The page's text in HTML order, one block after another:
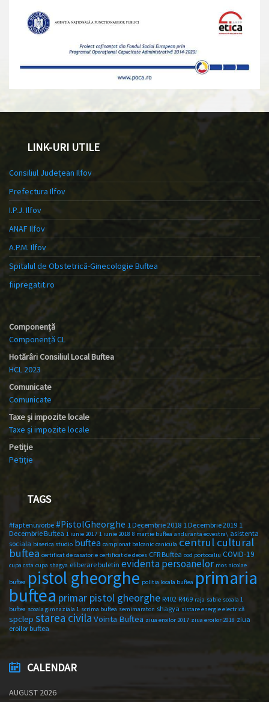
LINK-URI UTILE
Consiliul Județean Ilfov
Prefectura Ilfov
I.P.J. Ilfov
ANAF Ilfov
A.P.M. Ilfov
Spitalul de Obstetrică-Ginecologie Buftea
fiipregatit.ro
Componență
Componență CL
Hotărâri Consiliul Local Buftea
HCL 2023
Comunicate
Comunicate
Taxe și impozite locale
Taxe și impozite locale
Petiție
Petiție
TAGS
#faptenuvorbe #PistolGheorghe 1 Decembrie 2018 1 Decembrie 2019 1
Decembrie Buftea 1 iunie 2017 1 iunie 2018 8 martie buftea anduranta ecvestra\ asistenta
sociala biserica studio buftea campionat balcanic canicula centrul cultural
buftea certificat de casatorie certificat de deces CFR Buftea cod portocaliu COVID-19
cupa csta cupa shagya eliberare buletin evidenta persoanelor mos nicolae
buftea pistol gheorghe politia locala buftea primaria
buftea primar pistol gheorghe R402 R469 raja sabie scoala 1
buftea scoala gimnaziala 1 scrima buftea semimaraton shagya sistare energie electrică
spclep starea civila Vointa Buftea ziua eroilor 2017 ziua eroilor 2018 ziua
eroilor buftea
CALENDAR
AUGUST 2026